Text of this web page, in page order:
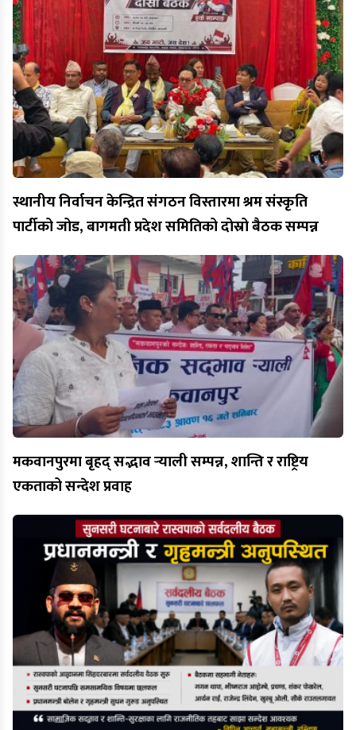
स्थानीय निर्वाचन केन्द्रित संगठन विस्तारमा श्रम संस्कृति
पार्टीको जोड, बागमती प्रदेश समितिको दोस्रो बैठक सम्पन्न
मकवानपुरमा बृहद् सद्भाव र्‍याली सम्पन्न, शान्ति र राष्ट्रिय
एकताको सन्देश प्रवाह